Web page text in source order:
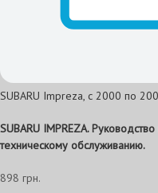
SUBARU Impreza, с 2000 по
SUBARU IMPREZA.
техническому обслуживанию.
898 грн.